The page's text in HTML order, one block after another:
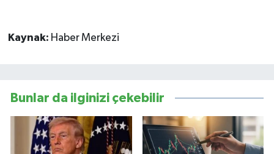
Kaynak: Haber Merkezi
Bunlar da ilginizi çekebilir